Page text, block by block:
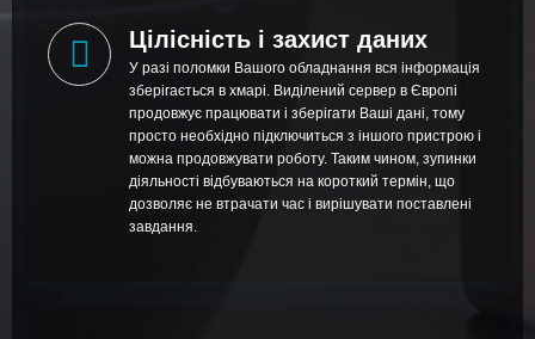
Цілісність і захист даних
У разі поломки Вашого обладнання вся інформація
зберігається в хмарі. Виділений сервер в Європі
продовжує працювати і зберігати Ваші дані, тому
просто необхідно підключиться з іншого пристрою і
можна продовжувати роботу. Таким чином, зупинки
діяльності відбуваються на короткий термін, що
дозволяє не втрачати час і вирішувати поставлені
завдання.